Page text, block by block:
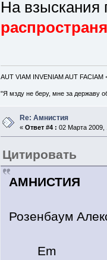
На взыскания
AUT VIAM INVENIAM AUT FACIAM
"Я мзду не беру, мне за державу
Re: Амнистия
« Ответ #4 : 02 Марта 2009,
Цитировать
АМНИСТИЯ
Розенбаум
Em